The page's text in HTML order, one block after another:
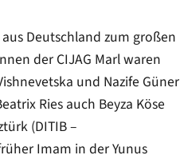
Deutschland zum großen
der CIJAG Marl waren
und Nazife Güner
Ries auch Beyza Köse
(DITIB –
Imam in der Yunus